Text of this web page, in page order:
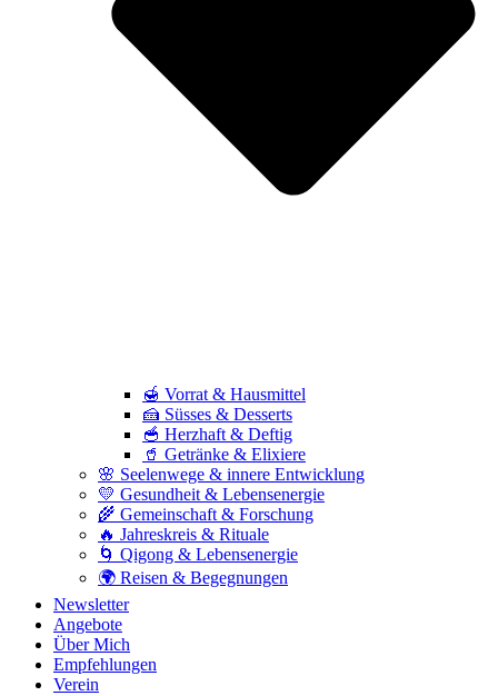
🍯 Vorrat & Hausmittel
🍰 Süsses & Desserts
🥣 Herzhaft & Deftig
🥤 Getränke & Elixiere
🌸 Seelenwege & innere Entwicklung
💛 Gesundheit & Lebensenergie
🌾 Gemeinschaft & Forschung
🔥 Jahreskreis & Rituale
🌀 Qigong & Lebensenergie
🌍 Reisen & Begegnungen
Newsletter
Angebote
Über Mich
Empfehlungen
Verein